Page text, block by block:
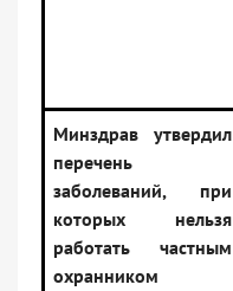
Минздрав утвердил
перечень
заболеваний, при
которых нельзя
работать частным
охранником